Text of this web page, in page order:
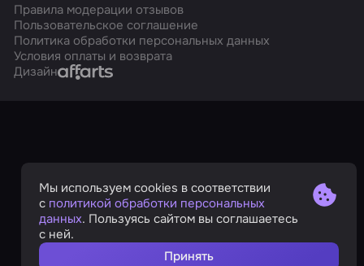
Правила модерации отзывов
Пользовательское соглашение
Политика обработки персональных данных
Условия оплаты и возврата
ДизайнAffarts
Мы используем cookies в соответствии
с политикой обработки персональных
данных. Пользуясь сайтом вы соглашаетесь
с ней.
Принять